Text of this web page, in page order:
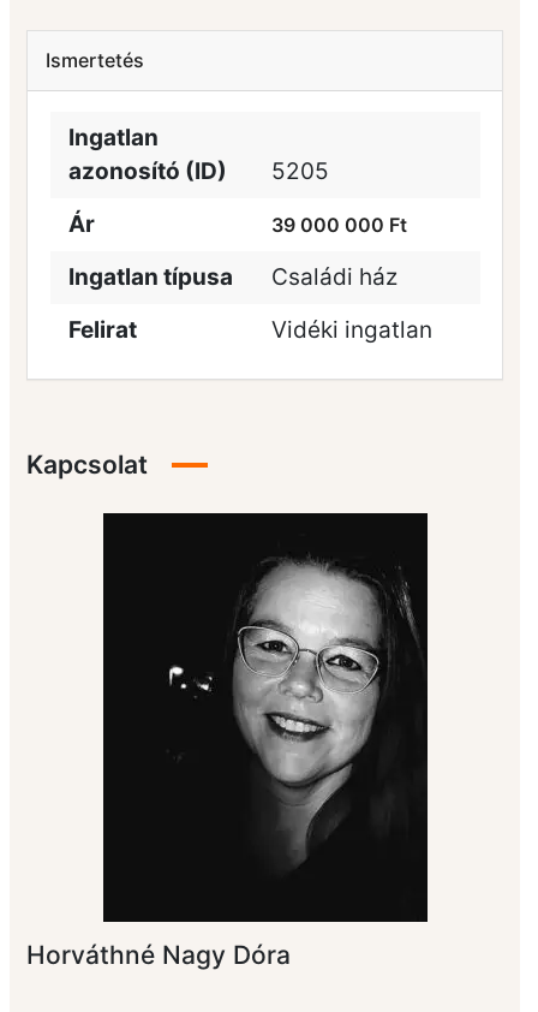
Ismertetés
Ingatlan
azonosító (ID)
5205
Ár
39 000 000 Ft
Ingatlan típusa
Családi ház
Felirat
Vidéki ingatlan
Kapcsolat
Horváthné Nagy Dóra